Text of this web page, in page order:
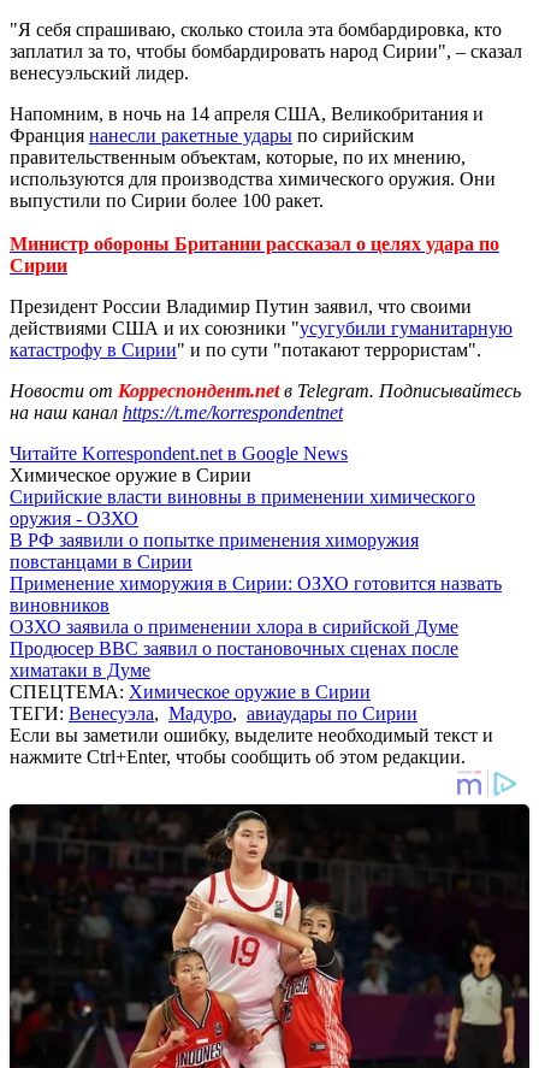
"Я себя спрашиваю, сколько стоила эта бомбардировка, кто
заплатил за то, чтобы бомбардировать народ Сирии", – сказал
венесуэльский лидер.
Напомним, в ночь на 14 апреля США, Великобритания и
Франция нанесли ракетные удары по сирийским
правительственным объектам, которые, по их мнению,
используются для производства химического оружия. Они
выпустили по Сирии более 100 ракет.
Министр обороны Британии рассказал о целях удара по
Сирии
Президент России Владимир Путин заявил, что своими
действиями США и их союзники "усугубили гуманитарную
катастрофу в Сирии" и по сути "потакают террористам".
Новости от Корреспондент.netв Telegram. Подписывайтесь
на наш канал https://t.me/korrespondentnet
Читайте Korrespondent.net в Google News
Химическое оружие в Сирии
Сирийские власти виновны в применении химического
оружия - ОЗХО
В РФ заявили о попытке применения химоружия
повстанцами в Сирии
Применение химоружия в Сирии: ОЗХО готовится назвать
виновников
ОЗХО заявила о применении хлора в сирийской Думе
Продюсер BBC заявил о постановочных сценах после
химатаки в Думе
СПЕЦТЕМА: Химическое оружие в Сирии
ТЕГИ: Венесуэла, Мадуро, авиаудары по Сирии
Если вы заметили ошибку, выделите необходимый текст и
нажмите Ctrl+Enter, чтобы сообщить об этом редакции.